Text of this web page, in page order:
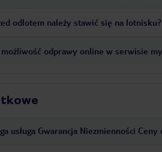
odlotem należy stawić się na lotnisku?
odprawy online w serwisie
usługa Gwarancja Niezmienności